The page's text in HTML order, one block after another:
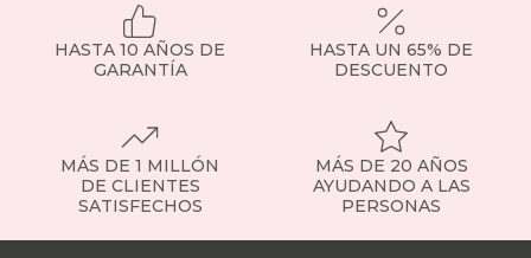
HASTA 10 AÑOS DE
GARANTÍA
HASTA UN 65% DE
DESCUENTO
MÁS DE 1 MILLÓN
DE CLIENTES
SATISFECHOS
MÁS DE 20 AÑOS
AYUDANDO A LAS
PERSONAS